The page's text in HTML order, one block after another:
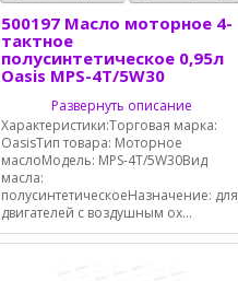
500197 Масло моторное 4-
тактное
полусинтетическое 0,95л
Oasis MPS-4T/5W30
Развернуть описание
Характеристики:Торговая марка:
OasisТип товара: Моторное
маслоМодель: MPS-4T/5W30Вид
масла:
полусинтетическоеНазначение: для
двигателей с воздушным ох...